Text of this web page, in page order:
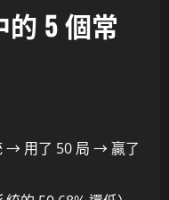
5 個常
→ 用了 50 局 → 贏了